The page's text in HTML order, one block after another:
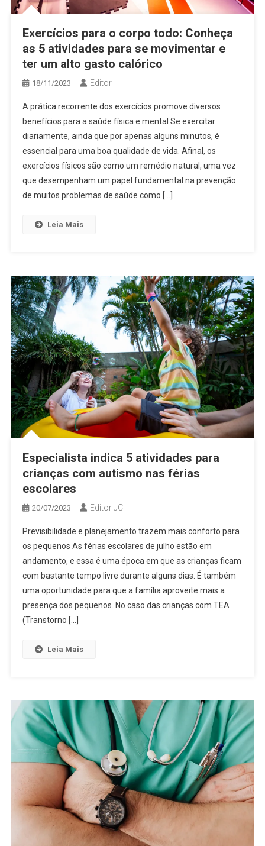
Exercícios para o corpo todo: Conheça
as 5 atividades para se movimentar e
ter um alto gasto calórico
18/11/2023 Editor
A prática recorrente dos exercícios promove diversos
benefícios para a saúde física e mental Se exercitar
diariamente, ainda que por apenas alguns minutos, é
essencial para uma boa qualidade de vida. Afinal, os
exercícios físicos são como um remédio natural, uma vez
que desempenham um papel fundamental na prevenção
de muitos problemas de saúde como […]
Leia Mais
Especialista indica 5 atividades para
crianças com autismo nas férias
escolares
20/07/2023 Editor JC
Previsibilidade e planejamento trazem mais conforto para
os pequenos As férias escolares de julho estão em
andamento, e essa é uma época em que as crianças ficam
com bastante tempo livre durante alguns dias. É também
uma oportunidade para que a família aproveite mais a
presença dos pequenos. No caso das crianças com TEA
(Transtorno […]
Leia Mais